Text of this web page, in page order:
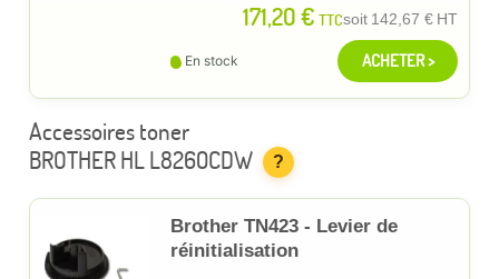
171,20 € TTCsoit 142,67 € HT
En stock ACHETER >
Accessoires toner
BROTHER HL L8260CDW
?
Brother TN423 - Levier de
réinitialisation